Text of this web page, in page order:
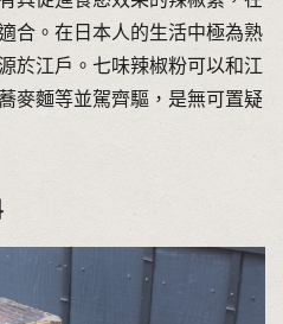
合。在日本人的生活中極為熟
於江戶。七味辣椒粉可以和江
麥麵等並駕齊驅，是無可置疑